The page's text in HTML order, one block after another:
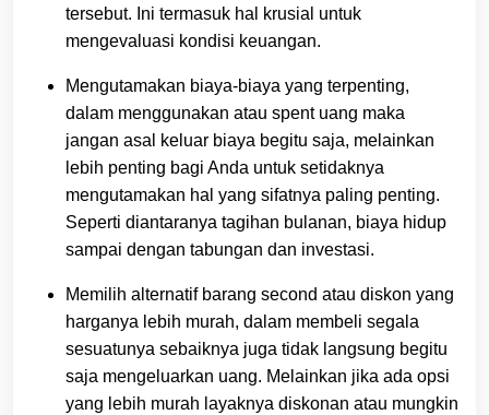
tersebut. Ini termasuk hal krusial untuk
mengevaluasi kondisi keuangan.
Mengutamakan biaya-biaya yang terpenting,
dalam menggunakan atau spent uang maka
jangan asal keluar biaya begitu saja, melainkan
lebih penting bagi Anda untuk setidaknya
mengutamakan hal yang sifatnya paling penting.
Seperti diantaranya tagihan bulanan, biaya hidup
sampai dengan tabungan dan investasi.
Memilih alternatif barang second atau diskon yang
harganya lebih murah, dalam membeli segala
sesuatunya sebaiknya juga tidak langsung begitu
saja mengeluarkan uang. Melainkan jika ada opsi
yang lebih murah layaknya diskonan atau mungkin